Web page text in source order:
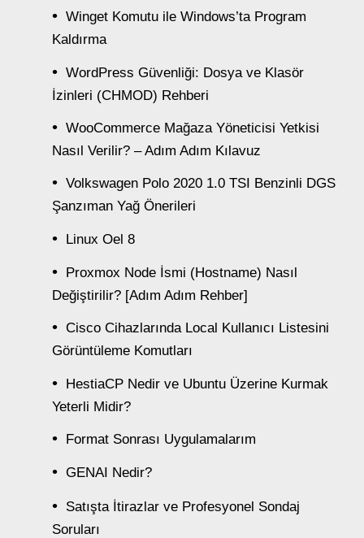
Winget Komutu ile Windows’ta Program
Kaldırma
WordPress Güvenliği: Dosya ve Klasör
İzinleri (CHMOD) Rehberi
WooCommerce Mağaza Yöneticisi Yetkisi
Nasıl Verilir? – Adım Adım Kılavuz
Volkswagen Polo 2020 1.0 TSI Benzinli DGS
Şanzıman Yağ Önerileri
Linux Oel 8
Proxmox Node İsmi (Hostname) Nasıl
Değiştirilir? [Adım Adım Rehber]
Cisco Cihazlarında Local Kullanıcı Listesini
Görüntüleme Komutları
HestiaCP Nedir ve Ubuntu Üzerine Kurmak
Yeterli Midir?
Format Sonrası Uygulamalarım
GENAI Nedir?
Satışta İtirazlar ve Profesyonel Sondaj
Soruları